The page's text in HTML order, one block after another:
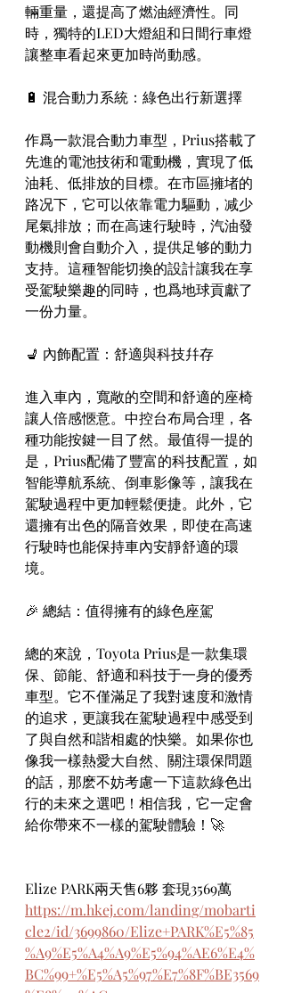
輛重量，還提高了燃油經濟性。同
時，獨特的LED大燈組和日間行車燈
讓整車看起來更加時尚動感。
🔋 混合動力系統：綠色出行新選擇
作爲一款混合動力車型，Prius搭載了
先進的電池技術和電動機，實現了低
油耗、低排放的目標。在市區擁堵的
路况下，它可以依靠電力驅動，减少
尾氣排放；而在高速行駛時，汽油發
動機則會自動介入，提供足够的動力
支持。這種智能切換的設計讓我在享
受駕駛樂趣的同時，也爲地球貢獻了
一份力量。
💺 內飾配置：舒適與科技幷存
進入車內，寬敞的空間和舒適的座椅
讓人倍感愜意。中控台布局合理，各
種功能按鍵一目了然。最值得一提的
是，Prius配備了豐富的科技配置，如
智能導航系統、倒車影像等，讓我在
駕駛過程中更加輕鬆便捷。此外，它
還擁有出色的隔音效果，即使在高速
行駛時也能保持車內安靜舒適的環
境。
🎉 總結：值得擁有的綠色座駕
總的來說，Toyota Prius是一款集環
保、節能、舒適和科技于一身的優秀
車型。它不僅滿足了我對速度和激情
的追求，更讓我在駕駛過程中感受到
了與自然和諧相處的快樂。如果你也
像我一樣熱愛大自然、關注環保問題
的話，那麽不妨考慮一下這款綠色出
行的未來之選吧！相信我，它一定會
給你帶來不一樣的駕駛體驗！🚀
Elize PARK兩天售6夥 套現3569萬
https://m.hkej.com/landing/mobarti
cle2/id/3699860/Elize+PARK%E5%85
%A9%E5%A4%A9%E5%94%AE6%E4%
BC%99+%E5%A5%97%E7%8F%BE3569